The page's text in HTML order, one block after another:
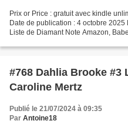
Prix or Price : gratuit avec kindle
Date de publication : 4 octobre
Liste de Diamant Note Amazon,
#768 Dahlia Brooke #3
Caroline Mertz
Publié le 21/07/2024 à 09:35
Par Antoine18